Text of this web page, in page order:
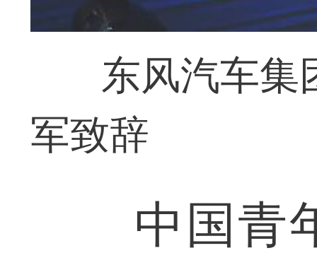
东风汽车集
军致辞
中国青年